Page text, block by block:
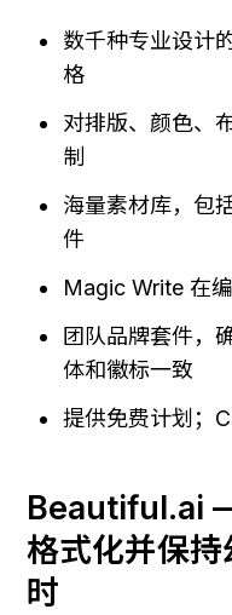
数千种专业设计
格
对排版、颜色、
制
海量素材库，包
件
Magic Write 在
团队品牌套件，
体和徽标一致
提供免费计划；
Beautiful.ai
格式化并保
时